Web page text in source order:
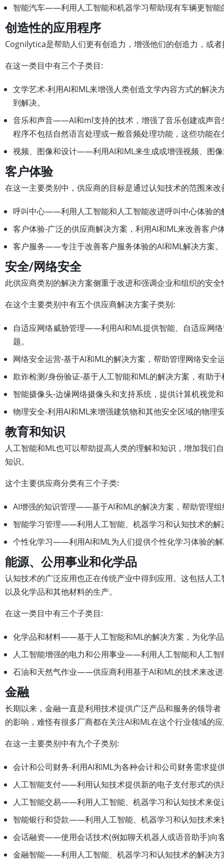
智能汽车——利用人工智能和机器学习帮助现有车辆更智能
创造性的应用程序
Cognilytica是帮助人们更有创造力，增强他们的创造力，或
在这一类目中有三个子类目:
文学艺术-利用AI和ML来增强人类创造文学内容方式的解
到解决。
音乐和声音——AI和ml支持的技术，增强了音乐创建或声音
程序不包括自然语言处理或一般音频处理功能，这些功能
视频、图像和设计——利用AI和ML来生成或增强视频、图
客户体验
在这一主要类别中，供应商的目标是通过认知技术的范围来
呼叫中心——利用人工智能和人工智能改进呼叫中心体验的
客户体验-广泛的供应商解决方案，利用AI和ML来改善客户
客户服务——专注于改善客户服务体验的AI和ML解决方案。
安全/网络安全
此供应商类别的解决方案侧重于改进和强调企业和组织的安
在这个主要类别中有五个供应商解决方案子类别:
自适应网络威胁管理——利用AI和ML提供智能、自适应网
题。
网络安全运营-基于AI和ML的解决方案，帮助管理网络安全
欺诈检测/身份验证-基于人工智能和ML的解决方案，有助
智能摄像头-边缘网络摄像头和支持系统，提供计算机视觉
物理安全-利用AI和ML来增强建筑物和其他安全区域的物理
教育和知识
人工智能和ML也可以帮助提高人类的理解和知识，增加我们
知识。
这个主要供应商分类有三个子类:
AI增强的知识管理——基于AI和ML的解决方案，帮助管理
智能学习管理——利用人工智能、机器学习和认知技术的解
个性化学习——利用AI和ML为人们提供个性化学习体验的
能源、公用事业和化学品
认知技术的广泛应用也正在传统产业中得到应用。这包括人
以及化学品和其他材料的生产。
在这一类目中有三个子类目:
化学品和材料——基于人工智能和ML的解决方案，为化学
人工智能增强的电力和公用事业——利用人工智能和人工
石油和天然气作业——供应商利用基于AI和ML的技术来改
金融
长期以来，金融一直是利用技术提供广泛产品和服务的领导
的影响，难怪有很多厂商都在关注AI和ML在这个行业领域的
在这一主要类别中有九个子类别:
会计和公司财务-利用AI和ML为各种会计和公司财务需求提
人工智能支付——利用认知技术提供新的电子支付形式的供
人工智能交易——利用人工智能、机器学习和认知技术来
智能银行和贷款——利用人工智能、机器学习和认知技术
会话融资——使用会话技术(例如聊天机器人或语音助手)向
金融智能——利用人工智能、机器学习和认知技术的解决方